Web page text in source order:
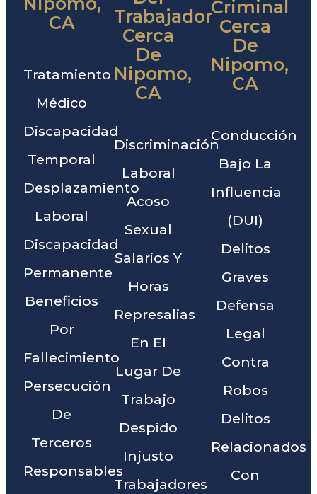
CA
Tratamiento
Médico
Discapacidad
Temporal
Desplazamiento
Laboral
Discapacidad
Permanente
Beneficios
Por
Fallecimiento
Persecución
De
Terceros
Responsables
Trabajador
Cerca
De
Nipomo,
CA
Discriminación
Laboral
Acoso
Sexual
Salarios Y
Horas
Represalias
En El
Lugar De
Trabajo
Despido
Injusto
Trabajadores
Criminal
Cerca
De
Nipomo,
CA
Conducción
Bajo La
Influencia
(DUI)
Delitos
Graves
Defensa
Legal
Contra
Robos
Delitos
Relacionados
Con